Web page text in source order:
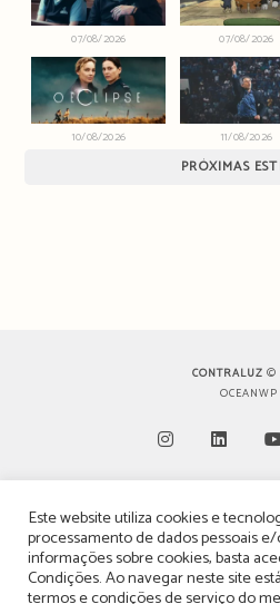
07/08/2026 07/08/2026
10/08/2026 11/08/2026
PRÓXIMAS
CONTRALUZ ©
OCEANWP
in
a
new
in
a
new
a
TERMOS, CONDIÇÕES &
ESTATUTO
Este website utiliza cookies e
processamento de dados pessoais
informações sobre cookies, basta
Condições. Ao navegar neste site
termos e condições de serviço do